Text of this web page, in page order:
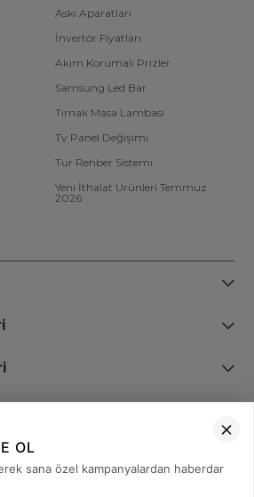
Askı Aparatları
İnvertör Fiyatları
Akım Korumalı Prizler
Samsung Led Bar
Tırnak Masa Lambası
Tv Panel Değişimi
Tur Rehber Sistemi
Yeni İthalat Ürünleri Temmuz
2026
(850) 473 08 08
OL
sana özel kampanyalardan haberdar